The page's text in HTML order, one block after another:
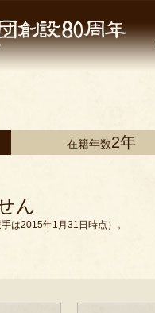
在籍年数2年
ん
は2015年1月31日時点）。